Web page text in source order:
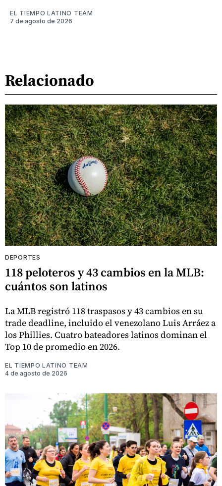
EL TIEMPO LATINO TEAM
7 de agosto de 2026
Relacionado
DEPORTES
118 peloteros y 43 cambios en la MLB:
cuántos son latinos
La MLB registró 118 traspasos y 43 cambios en su
trade deadline, incluido el venezolano Luis Arráez a
los Phillies. Cuatro bateadores latinos dominan el
Top 10 de promedio en 2026.
EL TIEMPO LATINO TEAM
4 de agosto de 2026